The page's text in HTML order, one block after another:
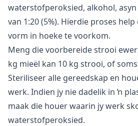
waterstofperoksied, alkohol,
van 1:20 (5%). Hierdie proses
vorm in hoeke te voorkom.
Meng die voorbereide strooi
kg mieël kan 10 kg strooi, of
Steriliseer alle gereedskap en
werk. Indien jy nie dadelik in ŉ
maak die houer waarin jy werk
waterstofperoksied.